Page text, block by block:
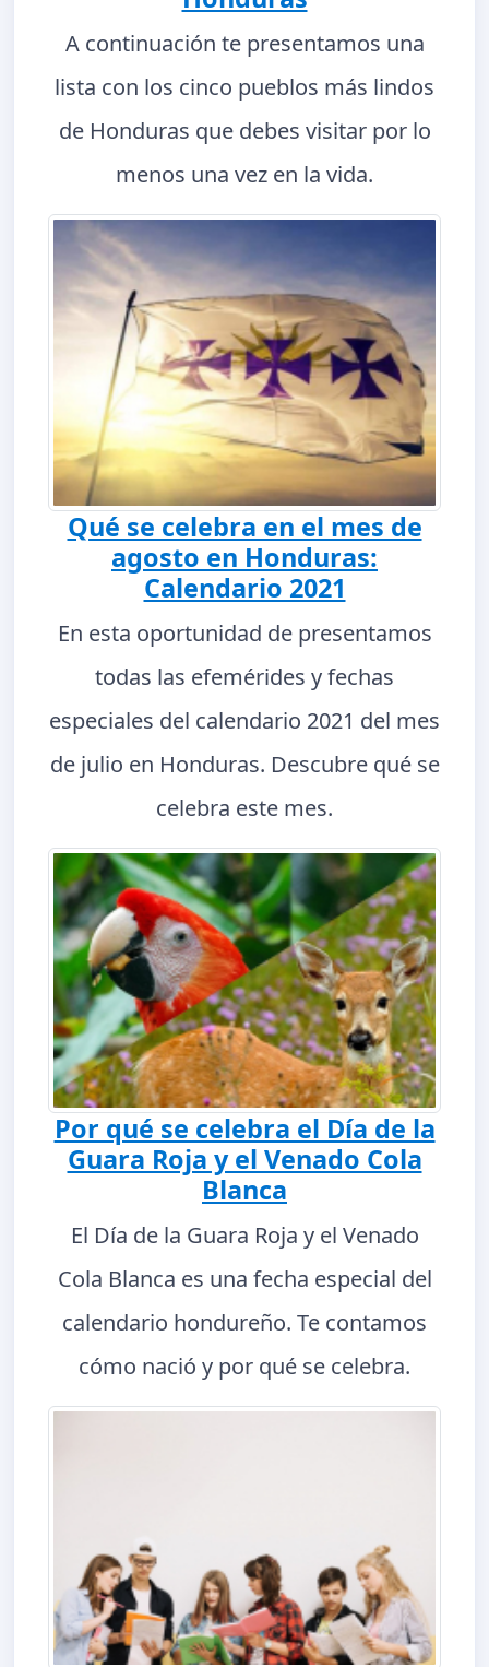
A continuación te presentamos una
lista con los cinco pueblos más lindos
de Honduras que debes visitar por lo
menos una vez en la vida.
Qué se celebra en el mes de
agosto en Honduras:
Calendario 2021
En esta oportunidad de presentamos
todas las efemérides y fechas
especiales del calendario 2021 del mes
de julio en Honduras. Descubre qué se
celebra este mes.
Por qué se celebra el Día de la
Guara Roja y el Venado Cola
Blanca
El Día de la Guara Roja y el Venado
Cola Blanca es una fecha especial del
calendario hondureño. Te contamos
cómo nació y por qué se celebra.